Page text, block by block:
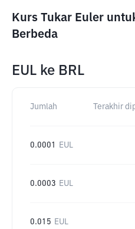
Kurs Tukar Euler
Berbeda
EUL ke BRL
Jumlah Terakhir
0.0001 EUL
0.0003 EUL
0.015 EUL